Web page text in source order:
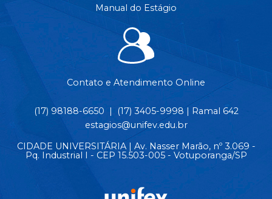
Manual do Estágio
Contato e Atendimento Online
(17) 98188-6650 | (17) 3405-9998 | Ramal 642
estagios@unifev.edu.br
CIDADE UNIVERSITÁRIA | Av. Nasser Marão, nº 3.069 -
Pq. Industrial I - CEP 15.503-005 - Votuporanga/SP